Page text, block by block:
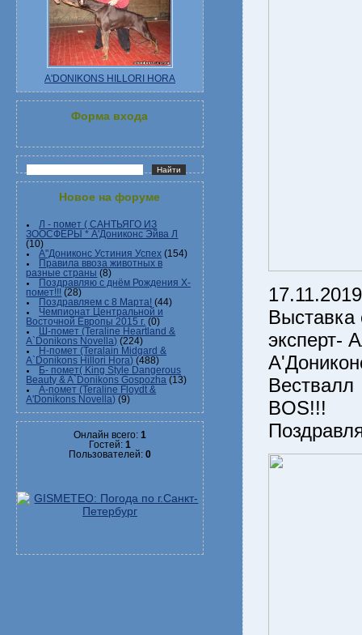
A'DONIKONS HILLORI HORA
Форма входа
Новое на форуме
Л - помет ( САНТЬЯГО ИЗ
ЗООСФЕРЫ * А'Дониконс Эйва Л
(10)
А"Дониконс Устиния Успех (154)
Правила ввоза животных в
разные страны (8)
Поздравляю с днём Рождения Х-
помет!!! (28)
Поздравляем с 8 Марта! (44)
Чемпионат Центральной и
Восточной Европы 2015 г. (0)
Ш-помет (Teraline Heartland &
A`Donikons Novella) (224)
Н-помет (Teralain Midgard &
A`Donikons Hillori Hora) (488)
Б- помет( King Style Dangerous
Beauty & A`Donikons Gospozha (13)
А-помет (Teraline Floydt &
A'Donikons Novella) (9)
Онлайн всего: 1
Гостей: 1
Пользователей: 0
эксперт-
BОS!!!